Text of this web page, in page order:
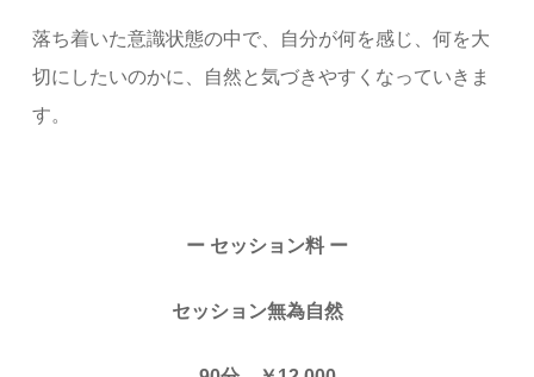
落ち着いた意識状態の中で、自分が何を感じ、何を大
切にしたいのかに、自然と気づきやすくなっていきま
す。
ー セッション料 ー
セッション無為自然